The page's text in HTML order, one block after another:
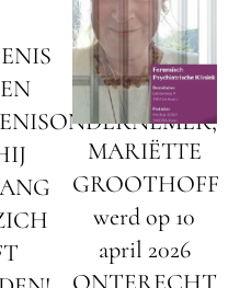
MARIËTTE
GROOTHOFF
werd op 10
april 2026